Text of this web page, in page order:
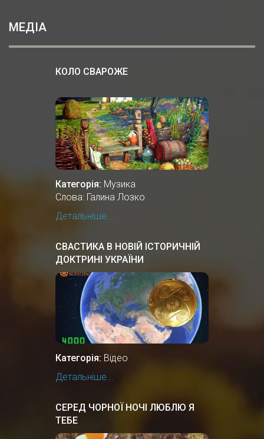
МЕДІА
КОЛО СВАРОЖЕ
Категорія: Музика
Слова: Галина Лозко
Детальніше...
СВАСТИКА В НОВІЙ ІСТОРИЧНІЙ
ДОКТРИНІ УКРАЇНИ
Категорія: Відео
Детальніше...
СЕРЕД ЧОРНОЇ НОЧІ ЛЮБЛЮ Я
ТЕБЕ